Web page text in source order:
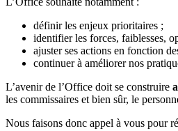
définir les enjeux prioritaires ;
identifier les forces, faiblesses,
ajuster ses actions en fonction
continuer à améliorer nos
L’avenir de l’Office doit se construire
les commissaires et bien sûr, le
Nous faisons donc appel à vous pour